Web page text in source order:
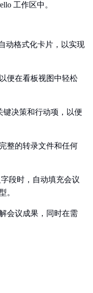
工作区中。
动格式化卡片，以实现
便在看板视图中轻松
决策和行动项，以便
整的转录文件和任何
段时，自动填充会议
。
会议成果，同时在需